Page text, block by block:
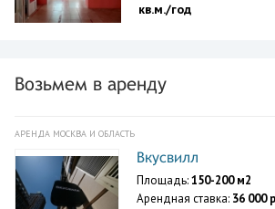
кв.м./год
Возьмем в аренду
АРЕНДА МОСКВА И ОБЛАСТЬ
Вкусвилл
Площадь:150-200 м2
Арендная ставка: 36 000